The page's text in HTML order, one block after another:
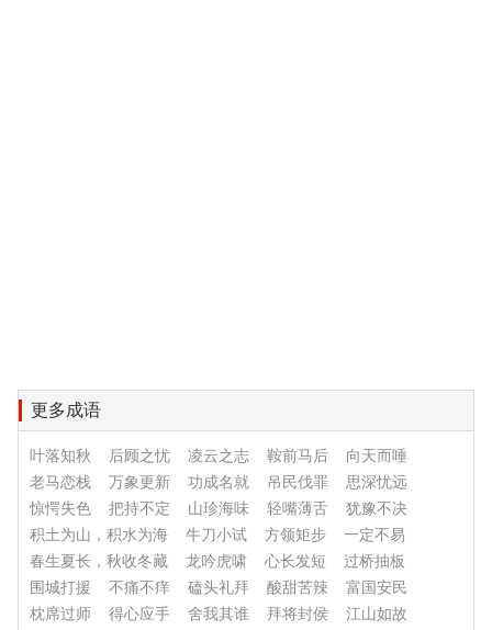
更多成语
叶落知秋 后顾之忧 凌云之志 鞍前马后
向天而唾
老马恋栈
万象更新 功成名就 吊民伐罪
思深忧远
惊愕失色
把持不定 山珍海味 轻嘴薄舌
犹豫不决
积土为山，积水为海
牛刀小试 方领矩步
一定不易
春生夏长，秋收冬藏
龙吟虎啸 心长发短
过桥抽板
围城打援
不痛不痒 磕头礼拜 酸甜苦辣
富国安民
枕席过师
得心应手 舍我其谁 拜将封侯
江山如故